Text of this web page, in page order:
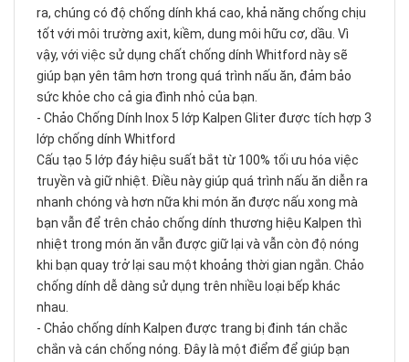
ra, chúng có độ chống dính khá cao, khả năng chống chịu
tốt với môi trường axit, kiềm, dung môi hữu cơ, dầu. Vì
vậy, với việc sử dụng chất chống dính Whitford này sẽ
giúp bạn yên tâm hơn trong quá trình nấu ăn, đảm bảo
sức khỏe cho cả gia đình nhỏ của bạn.
- Chảo Chống Dính Inox 5 lớp Kalpen Gliter được tích hợp 3
lớp chống dính Whitford
Cấu tạo 5 lớp đáy hiệu suất bắt từ 100% tối ưu hóa việc
truyền và giữ nhiệt. Điều này giúp quá trình nấu ăn diễn ra
nhanh chóng và hơn nữa khi món ăn được nấu xong mà
bạn vẫn để trên chảo chống dính thương hiệu Kalpen thì
nhiệt trong món ăn vẫn được giữ lại và vẫn còn độ nóng
khi bạn quay trở lại sau một khoảng thời gian ngắn. Chảo
chống dính dễ dàng sử dụng trên nhiều loại bếp khác
nhau.
- Chảo chống dính Kalpen được trang bị đinh tán chắc
chắn và cán chống nóng. Đây là một điểm để giúp bạn